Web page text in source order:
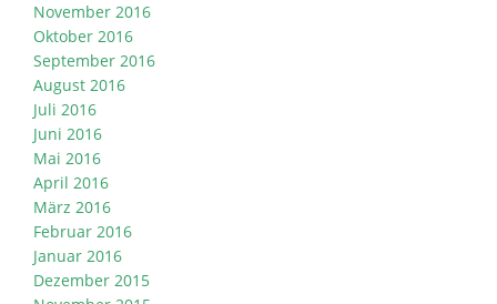
November 2016
Oktober 2016
September 2016
August 2016
Juli 2016
Juni 2016
Mai 2016
April 2016
März 2016
Februar 2016
Januar 2016
Dezember 2015